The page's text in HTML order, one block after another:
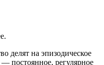
делят на эпизодическое
постоянное, регулярное